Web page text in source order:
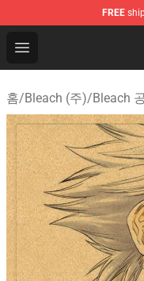
FREE
Open menu
Bleach Store -
홈/Bleach (주)/Bleach